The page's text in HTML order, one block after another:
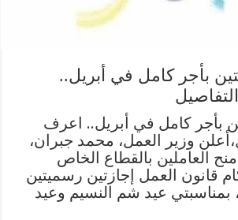
بأجر كامل في أبريل..
بأجر كامل في أبريل.. اعرف
وزير العمل، محمد جبران،
العاملين بالقطاع الخاص
قانون العمل إجازتين رسميتين
بمناسبتي عيد شم النسيم وعيد